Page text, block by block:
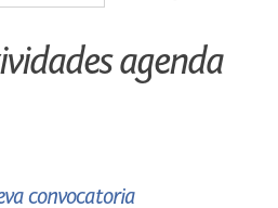
agenda
convocatoria